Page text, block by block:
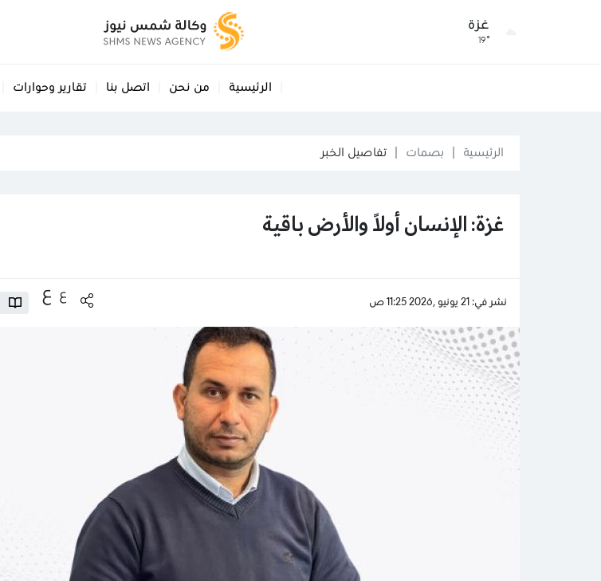
غزة
19°
الرئيسية من نحن اتصل بنا تقارير وحوارات
الرئيسية بصمات تفاصيل الخبر
غزة: الإنسان أولاً والأرض باقية
نشر في: 21 يونيو ,2026 11:25 ص
ع ع